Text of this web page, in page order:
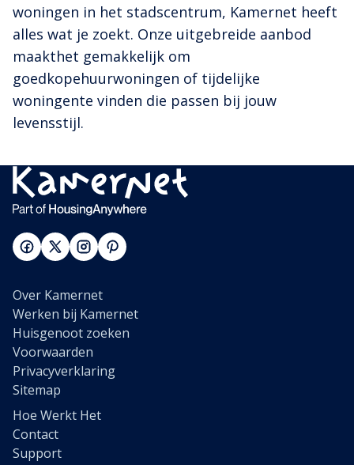
woningen in het stadscentrum, Kamernet heeft
alles wat je zoekt. Onze uitgebreide aanbod
maakthet gemakkelijk om
goedkopehuurwoningen of tijdelijke
woningente vinden die passen bij jouw
levensstijl.
Over Kamernet
Werken bij Kamernet
Huisgenoot zoeken
Voorwaarden
Privacyverklaring
Sitemap
Hoe Werkt Het
Contact
Support